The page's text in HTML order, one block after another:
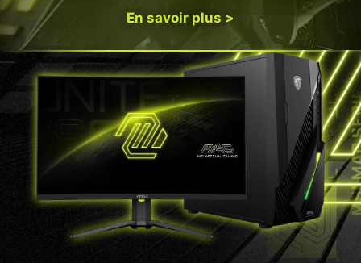
En savoir plus >